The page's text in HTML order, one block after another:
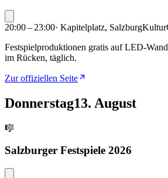
20:00 – 23:00· Kapitelplatz, SalzburgKultur
Festspielproduktionen gratis auf LED-
im Rücken, täglich.
Zur offiziellen Seite
Donnerstag13. August
🎼
Salzburger Festspiele 2026